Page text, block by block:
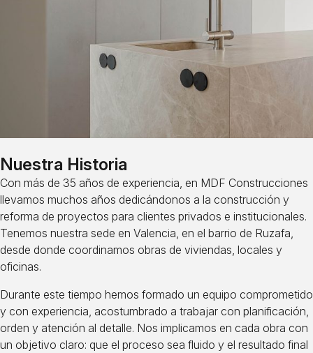
Nuestra Historia
Con más de 35 años de experiencia, en MDF Construcciones
llevamos muchos años dedicándonos a la construcción y
reforma de proyectos para clientes privados e institucionales.
Tenemos nuestra sede en Valencia, en el barrio de Ruzafa,
desde donde coordinamos obras de viviendas, locales y
oficinas.
Durante este tiempo hemos formado un equipo comprometido
y con experiencia, acostumbrado a trabajar con planificación,
orden y atención al detalle. Nos implicamos en cada obra con
un objetivo claro: que el proceso sea fluido y el resultado final